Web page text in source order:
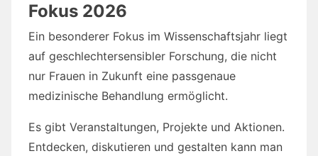
Fokus 2026
Ein besonderer Fokus im Wissenschaftsjahr liegt
auf geschlechtersensibler Forschung, die nicht
nur Frauen in Zukunft eine passgenaue
medizinische Behandlung ermöglicht.
Es gibt Veranstaltungen, Projekte und Aktionen.
Entdecken, diskutieren und gestalten kann man